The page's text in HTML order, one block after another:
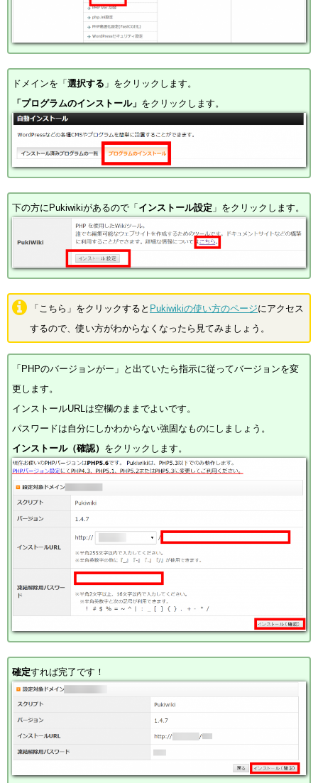
ドメインを「選択する 」をクリックします。
「プログラムのインストール」 をクリックします。
下の方にPukiwikiがあるので「インストール設定 」をクリックします。
「こちら」をクリックすると Pukiwikiの使い方のページにアクセス
するので、使い方がわからなくなったら見てみましょう。
「PHPのバージョンがー」と出ていたら指示に従ってバージョンを変
更します。
インストールURLは空欄のままでよいです。
パスワードは自分にしかわからない強固なものにしましょう。
インストール（確認） をクリックします。
確定すれば完了です！